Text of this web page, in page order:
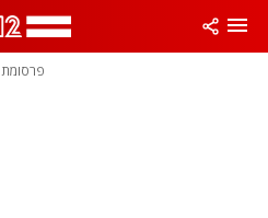
פרסומת